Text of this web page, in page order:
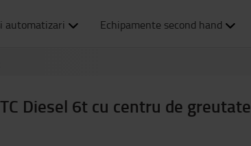
automatizari Echipamente second hand
Diesel 6t cu centru de greutate